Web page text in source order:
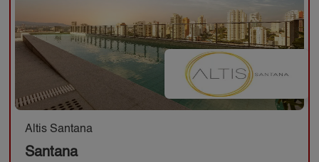
Altis Santana
Santana